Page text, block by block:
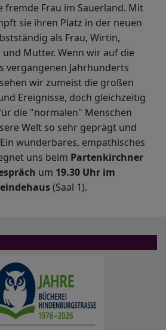
fremde Frau im Sauerland. Mit
sie ihren Platz in der neuen
als Frau, Wirtin,
Mutter. Wenn wir auf die
vergangenen Jahrhunderts
wir zumeist die großen
Ereignisse, doch gleichzeitig
die "normalen" Menschen
Welt so sehr geprägt und
wunderbares, empathisches
uns beim Partenkirchner
um 19.30 Uhr im
(Saal 1).